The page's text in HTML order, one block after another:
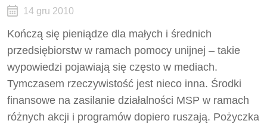
14 gru 2010
Kończą się pieniądze dla małych i średnich
przedsiębiorstw w ramach pomocy unijnej – takie
wypowiedzi pojawiają się często w mediach.
Tymczasem rzeczywistość jest nieco inna. Środki
finansowe na zasilanie działalności MSP w ramach
różnych akcji i programów dopiero ruszają. Pożyczka